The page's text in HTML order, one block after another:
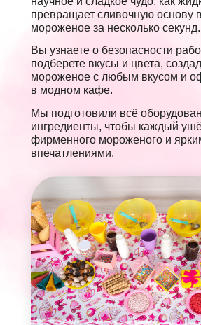
Мы подготовили всё
ингредиенты, чтобы каждый
фирменного мороженого и
впечатлениями.
Вы узнаете о безопасности
подберете вкусы и цвета,
мороженое с любым вкусом и
в модном кафе.
превращает сливочную основу
мороженое за несколько секунд.